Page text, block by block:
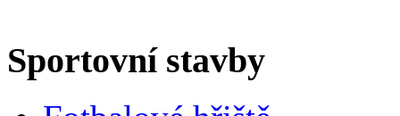
Sportovní stavby